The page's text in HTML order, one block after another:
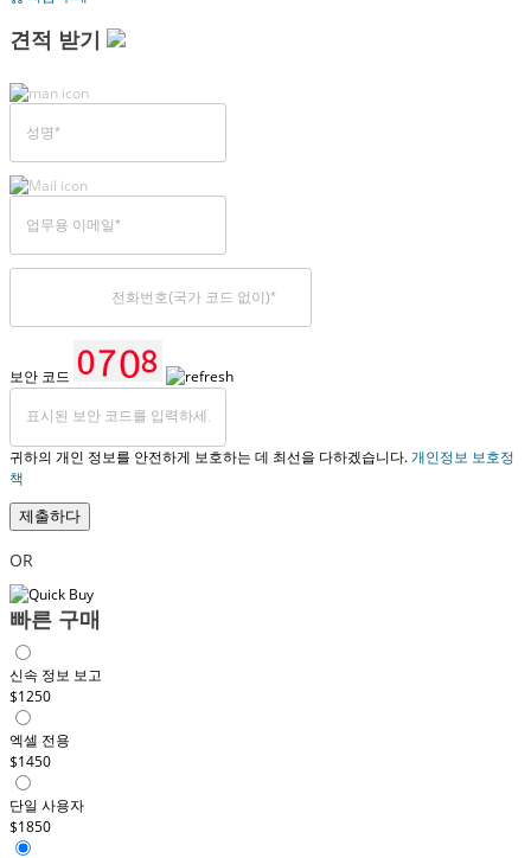
견적 받기
보안 코드
귀하의 개인 정보를 안전하게 보호하는 데 최선을 다하겠습니다.개인정보 보호정
책
제출하다
OR
빠른 구매
신속 정보 보고
$1250
엑셀 전용
$1450
단일 사용자
$1850